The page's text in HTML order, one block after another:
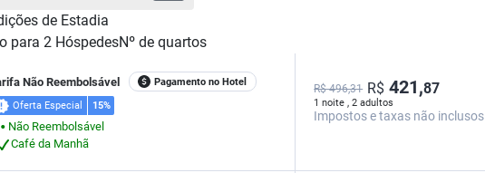
de Estadia
para 2 HóspedesNº de quartos
Não Reembolsável Pagamento no Hotel
Oferta Especial 15%
⬤
Não Reembolsável
Café da Manhã
1 noite , 2 adultos
R$ 496,31 R$ 421,87
Impostos e taxas não inclusos